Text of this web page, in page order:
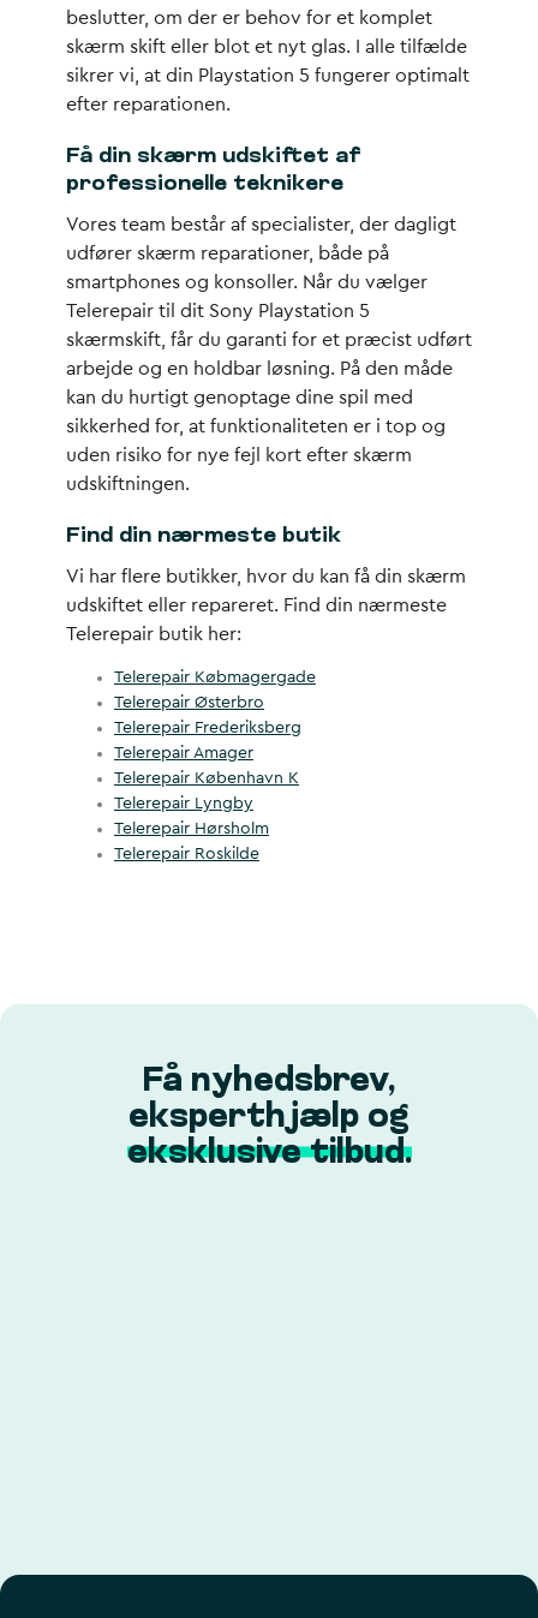
beslutter, om der er behov for et komplet
skærm skift eller blot et nyt glas. I alle tilfælde
sikrer vi, at din Playstation 5 fungerer optimalt
efter reparationen.
Få din skærm udskiftet af
professionelle teknikere
Vores team består af specialister, der dagligt
udfører skærm reparationer, både på
smartphones og konsoller. Når du vælger
Telerepair til dit Sony Playstation 5
skærmskift, får du garanti for et præcist udført
arbejde og en holdbar løsning. På den måde
kan du hurtigt genoptage dine spil med
sikkerhed for, at funktionaliteten er i top og
uden risiko for nye fejl kort efter skærm
udskiftningen.
Find din nærmeste butik
Vi har flere butikker, hvor du kan få din skærm
udskiftet eller repareret. Find din nærmeste
Telerepair butik her:
Telerepair Købmagergade
Telerepair Østerbro
Telerepair Frederiksberg
Telerepair Amager
Telerepair København K
Telerepair Lyngby
Telerepair Hørsholm
Telerepair Roskilde
Få nyhedsbrev,
eksperthjælp og
eksklusive tilbud.